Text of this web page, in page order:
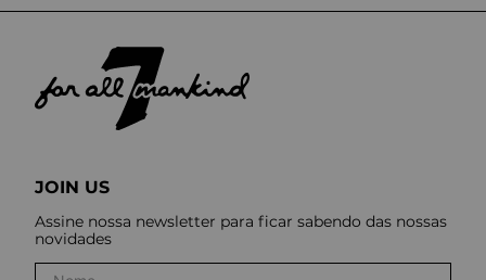
JOIN US
Assine nossa newsletter para ficar sabendo das nossas
novidades